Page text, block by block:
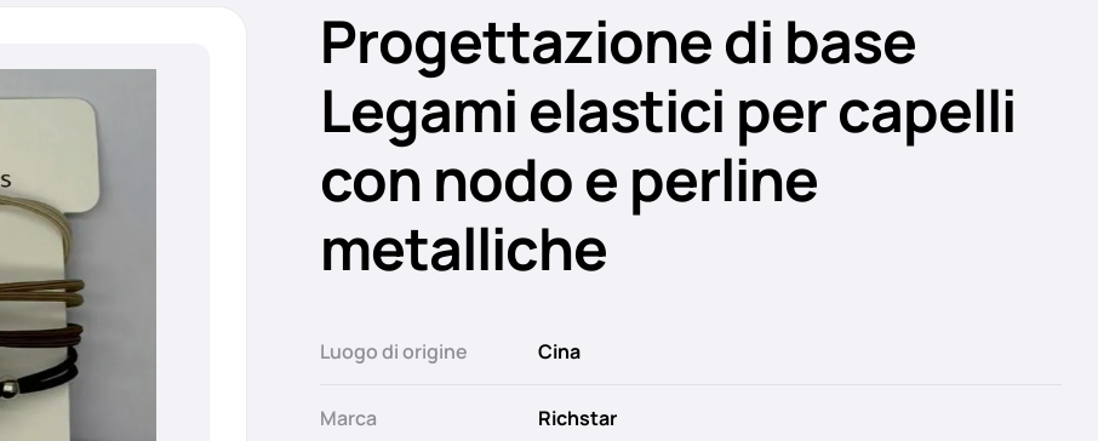
Progettazione di base
Legami elastici per capelli
con nodo e perline
metalliche
Luogo di origine Cina
Marca Richstar